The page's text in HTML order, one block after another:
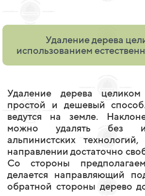
Удаление дерева
использованием
Удаление дерева
простой и дешевый
ведутся на земле.
можно удалять без
альпинистских
направлении достаточно
Со стороны
делается направляющий
обратной стороны дерево